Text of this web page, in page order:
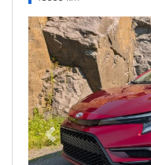
Previous